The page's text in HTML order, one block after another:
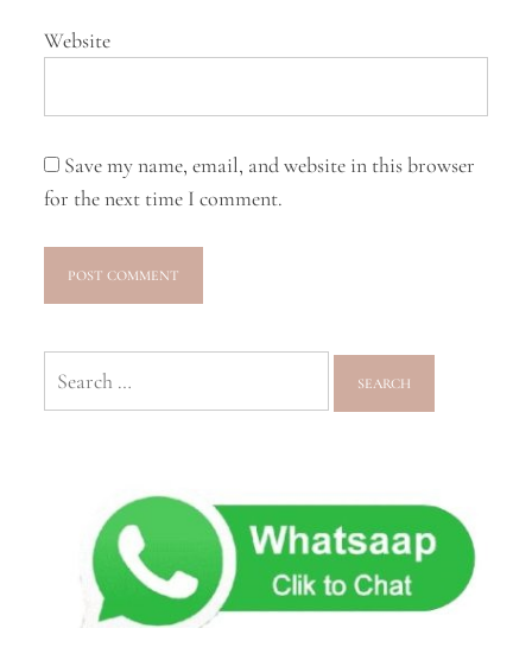
Website
Save my name, email, and website in this browser
for the next time I comment.